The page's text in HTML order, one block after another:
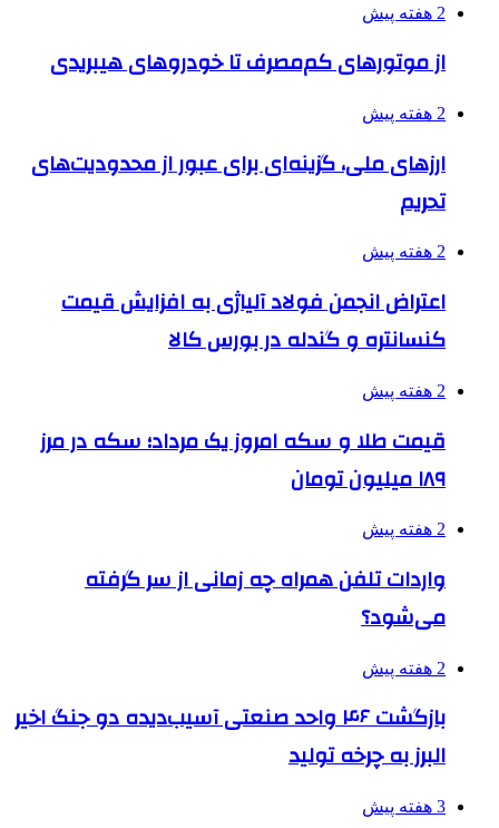
2 هفته پیش
از موتورهای کم‌مصرف تا خودروهای هیبریدی
2 هفته پیش
ارزهای ملی، گزینه‌ای برای عبور از محدودیت‌های
تحریم
2 هفته پیش
اعتراض انجمن فولاد آلیاژی به افزایش قیمت
کنسانتره و گندله در بورس کالا
2 هفته پیش
قیمت طلا و سکه امروز یک مرداد؛ سکه در مرز
۱۸۹ میلیون تومان
2 هفته پیش
واردات تلفن همراه چه زمانی از سر گرفته
می‌شود؟
2 هفته پیش
بازگشت ۴۶ واحد صنعتی آسیب‌دیده دو جنگ اخیر
البرز به چرخه تولید
3 هفته پیش